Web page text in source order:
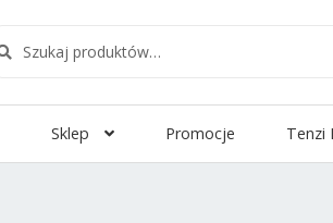
Sklep Promocje Tenzi